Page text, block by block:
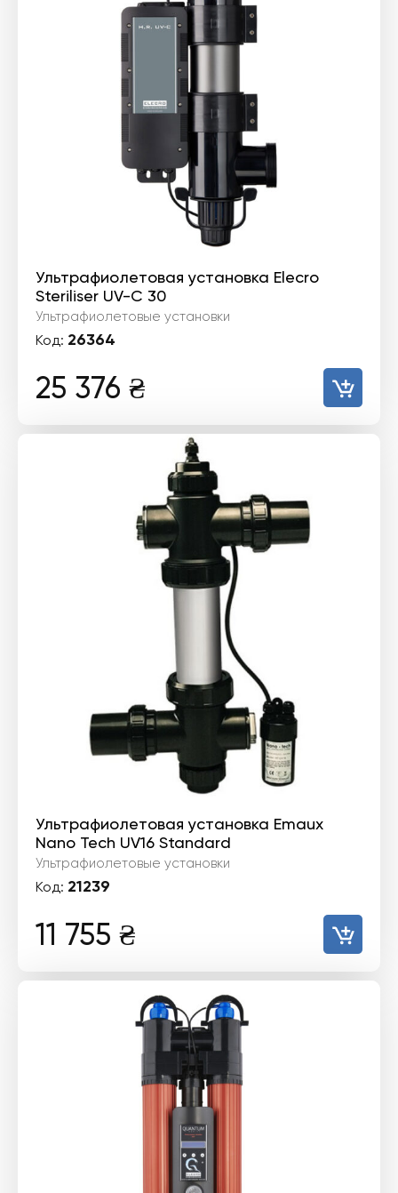
Ультрафиолетовая установка Elecro
Steriliser UV-C 30
Ультрафиолетовые установки
Код: 26364
25 376 ₴
Ультрафиолетовая установка Emaux
Nano Tech UV16 Standard
Ультрафиолетовые установки
Код: 21239
11 755 ₴